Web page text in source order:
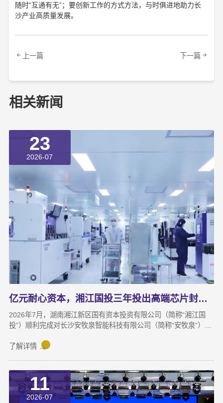
随时“互通有无”；要创新工作的方式方法，与时俱进地助力长
沙产业高质量发展。
上一篇 下一篇
相关新闻
23
2026-07
亿元耐心资本，湘江国投三年投出高端芯片封测“尖子生”
2026年7月，湖南湘江新区国有资本投资有限公司（简称“湘江国
投”）顺利完成对长沙安牧泉智能科技有限公司（简称“安牧泉”）
本依托旗下自主管理的3支产业基金，累计对安牧泉投资已达1亿
茂第一次走进安牧泉老厂区尽调时，印象最深的不是气派，而是
“挤”。产线布局非常小，设备排列极度紧凑，办公空间十分局促，
王茂回忆说：“当时厂区硬件条件，已难以匹配企业业务扩张需求。
了解详情
11
2026-07